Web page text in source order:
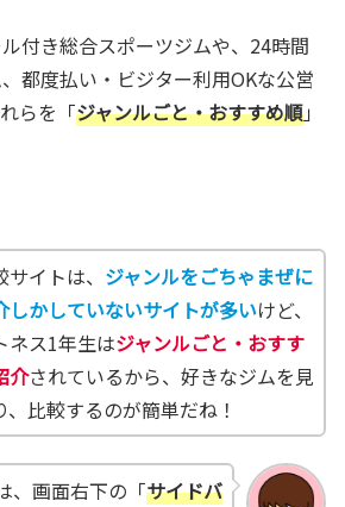
付き総合スポーツジムや、24時間
都度払い・ビジター利用OKな公営
らを「ジャンルごと・おすすめ順」
イトは、 ジャンルをごちゃまぜに
しかしていないサイトが多いけど、
ネス1年生はジャンルごと・おすす
介されているから、好きなジムを見
、比較するのが簡単だね！
、画面右下の「サイドバ